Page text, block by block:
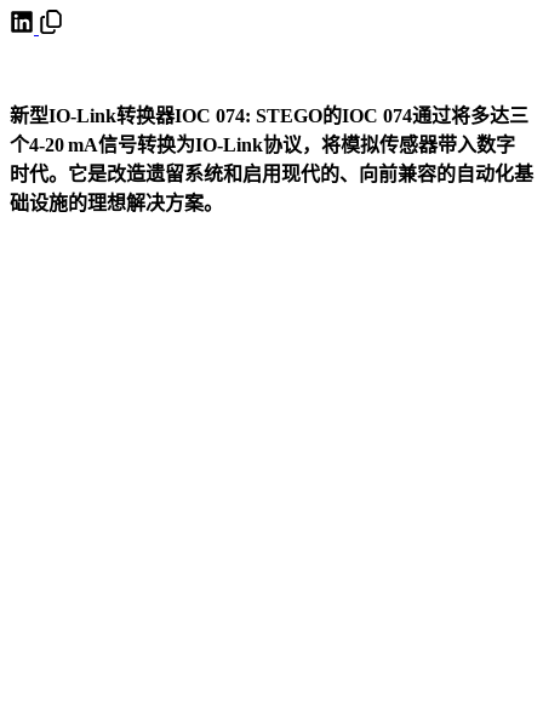
新型IO-Link转换器IOC 074: STEGO的IOC 074通过将多达三
个4-20 mA信号转换为IO-Link协议，将模拟传感器带入数字
时代。它是改造遗留系统和启用现代的、向前兼容的自动化基
础设施的理想解决方案。